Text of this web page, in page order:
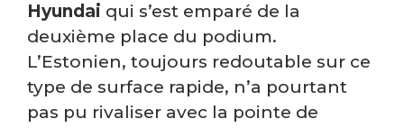
Hyundai qui s’est emparé de la
deuxième place du podium.
L’Estonien, toujours redoutable sur ce
type de surface rapide, n’a pourtant
pas pu rivaliser avec la pointe de